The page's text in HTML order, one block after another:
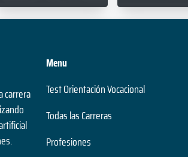
carrera
Menu
Test Orientación Vocacional
Todas las Carreras
Profesiones